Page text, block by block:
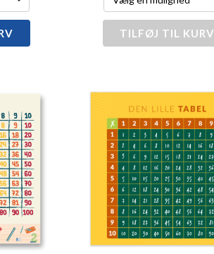
De
4
TILFØJ TIL KURV